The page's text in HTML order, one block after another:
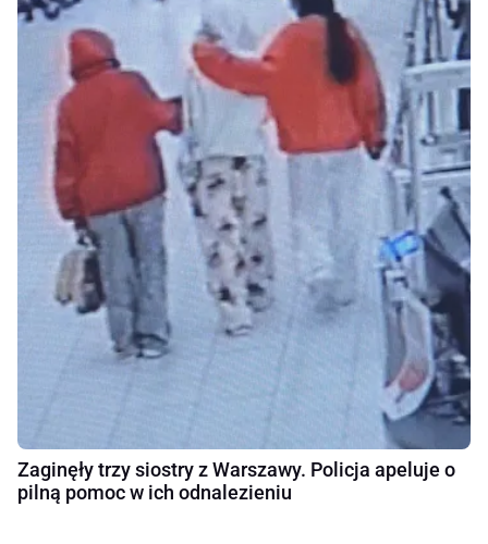
Zaginęły trzy siostry z Warszawy. Policja apeluje o
pilną pomoc w ich odnalezieniu